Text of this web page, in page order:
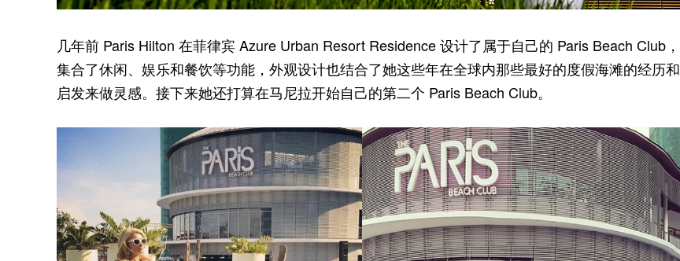
几年前 Paris Hilton 在菲律宾 Azure Urban Resort Residence 设计了属于自己的 Paris Beach Club，
集合了休闲、娱乐和餐饮等功能，外观设计也结合了她这些年在全球内那些最好的度假海滩的经历和
启发来做灵感。接下来她还打算在马尼拉开始自己的第二个 Paris Beach Club。